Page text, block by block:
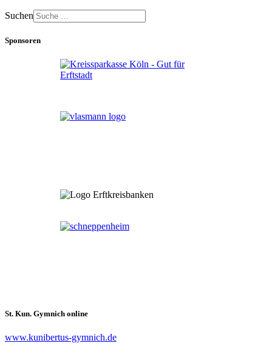
Suchen
Sponsoren
St. Kun. Gymnich online
www.kunibertus-gymnich.de